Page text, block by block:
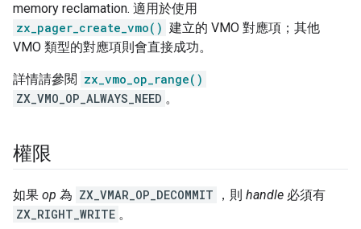
memory reclamation. 適用於使用
zx_pager_create_vmo() 建立的 VMO 對應項；其他
VMO 類型的對應項則會直接成功。
詳情請參閱 zx_vmo_op_range()
ZX_VMO_OP_ALWAYS_NEED 。
權限
如果 op 為 ZX_VMAR_OP_DECOMMIT ，則 handle 必須有
ZX_RIGHT_WRITE 。